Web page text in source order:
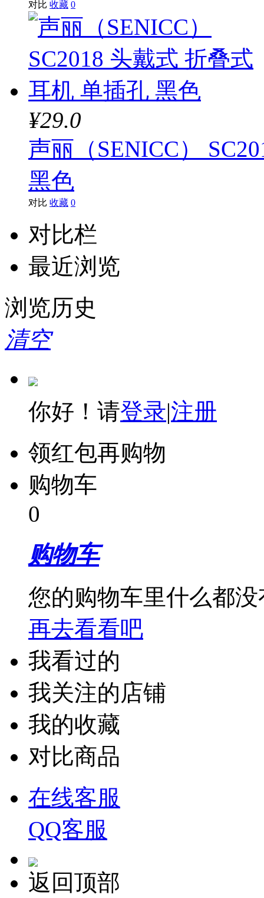
对比 收藏 0
¥29.0
声丽（SENICC）
黑色
对比 收藏 0
对比栏
最近浏览
浏览历史
清空
你好！请登录|注册
领红包再购物
购物车
0
购物车
您的购物车里什么都没
再去看看吧
我看过的
我关注的店铺
我的收藏
对比商品
在线客服
QQ客服
返回顶部